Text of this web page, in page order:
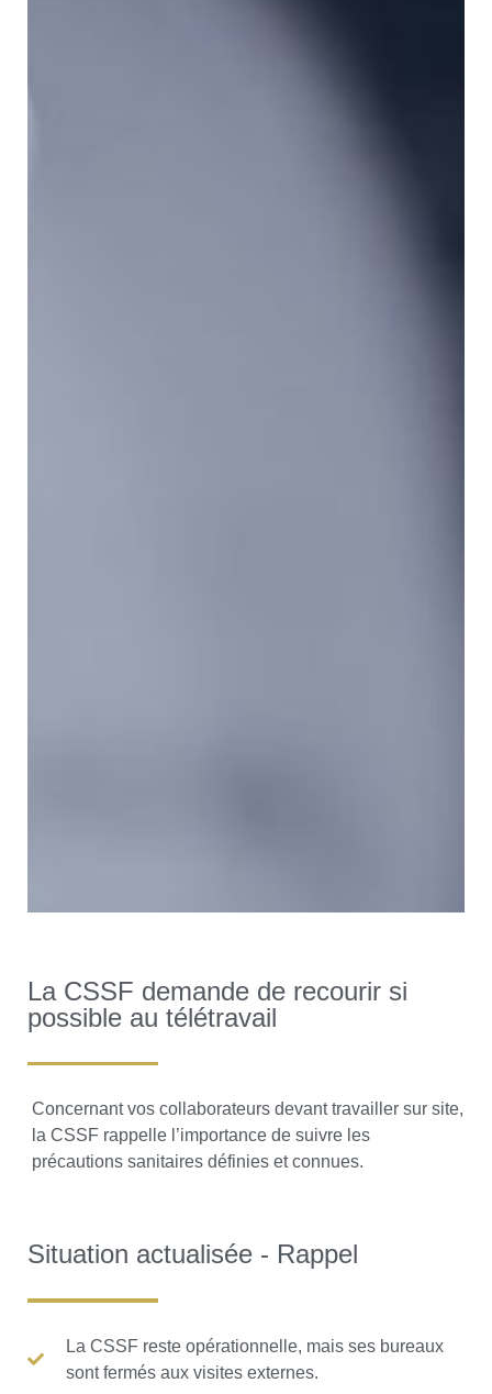
La CSSF demande de recourir si
possible au télétravail
Concernant vos collaborateurs devant travailler sur site,
la CSSF rappelle l’importance de suivre les
précautions sanitaires définies et connues.
Situation actualisée - Rappel
La CSSF reste opérationnelle, mais ses bureaux
sont fermés aux visites externes.